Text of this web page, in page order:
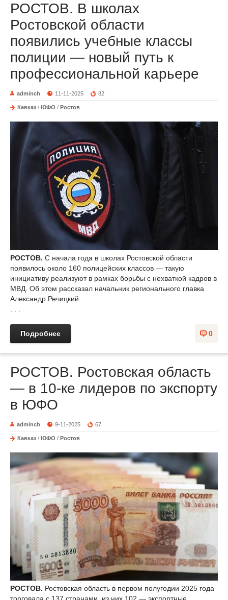
РОСТОВ. В школах
Ростовской области
появились учебные классы
полиции — новый путь к
профессиональной карьере
adminch 11-11-2025 82
Кавказ / ЮФО / Ростов
РОСТОВ. С начала года в школах Ростовской области
появилось около 160 полицейских классов — такую
инициативу реализуют в рамках борьбы с нехваткой кадров в
МВД. Об этом рассказал начальник регионального главка
Александр Речицкий.
0
Подробнее
РОСТОВ. Ростовская область
— в 10-ке лидеров по экспорту
в ЮФО
adminch 9-11-2025 67
Кавказ / ЮФО / Ростов
РОСТОВ. Ростовская область в первом полугодии 2025 года